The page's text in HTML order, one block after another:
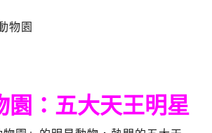
園：五大天王明星